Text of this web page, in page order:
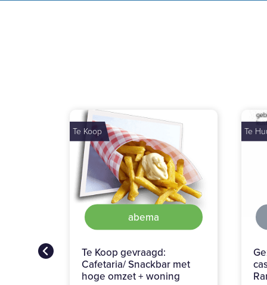
Te Huur
makelaarinhoreca
Gezocht horeca diverse
casco huurlocaties in de
Randstad
Te